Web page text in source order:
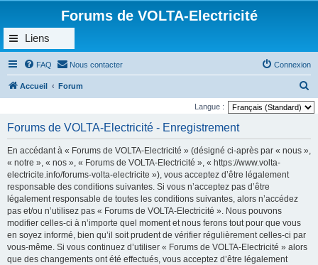
Forums de VOLTA-Electricité
Liens
FAQ Nous contacter Connexion
Accueil Forum
e
e
Langue :
Forums de VOLTA-Electricité - Enregistrement
En accédant à « Forums de VOLTA-Electricité » (désigné ci-après par « nous »,
« notre », « nos », « Forums de VOLTA-Electricité », « https://www.volta-
electricite.info/forums-volta-electricite »), vous acceptez d’être légalement
responsable des conditions suivantes. Si vous n’acceptez pas d’être
légalement responsable de toutes les conditions suivantes, alors n’accédez
pas et/ou n’utilisez pas « Forums de VOLTA-Electricité ». Nous pouvons
modifier celles-ci à n’importe quel moment et nous ferons tout pour que vous
en soyez informé, bien qu’il soit prudent de vérifier régulièrement celles-ci par
vous-même. Si vous continuez d’utiliser « Forums de VOLTA-Electricité » alors
que des changements ont été effectués, vous acceptez d’être légalement